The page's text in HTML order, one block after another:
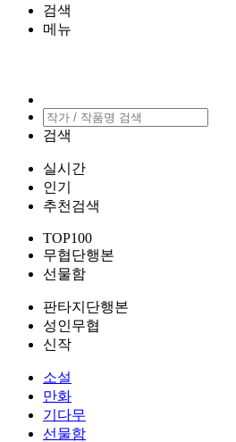
검색
메뉴
검색
실시간
인기
추천검색
TOP100
무협단행본
선물함
판타지단행본
성인무협
신작
소설
만화
기다무
선물함